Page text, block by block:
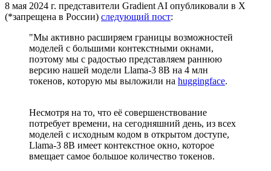
8 мая 2024 г. представители Gradient AI опубликовали в X
(*запрещена в России) следующий пост:
"Мы активно расширяем границы возможностей
моделей с большими контекстными окнами,
поэтому мы с радостью представляем раннюю
версию нашей модели Llama-3 8B на 4 млн
токенов, которую мы выложили на huggingface.
Несмотря на то, что её совершенствование
потребует времени, на сегодняшний день, из всех
моделей с исходным кодом в открытом доступе,
Llama-3 8B имеет контекстное окно, которое
вмещает самое большое количество токенов.